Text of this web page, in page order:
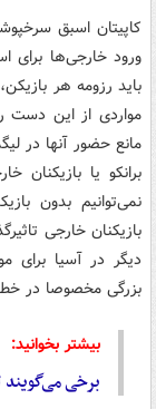
کاپیتان اسبق
ورود خارجی‌ها برای
باید رزومه هر
مواردی از این دست
مانع حضور آنها در
برانکو یا
نمی‌توانیم بدون
بازیکنان خارجی
دیگر در آسیا برای
بزرگی مخصوصا در
بیشتر بخوانید:
برخی می‌گویند